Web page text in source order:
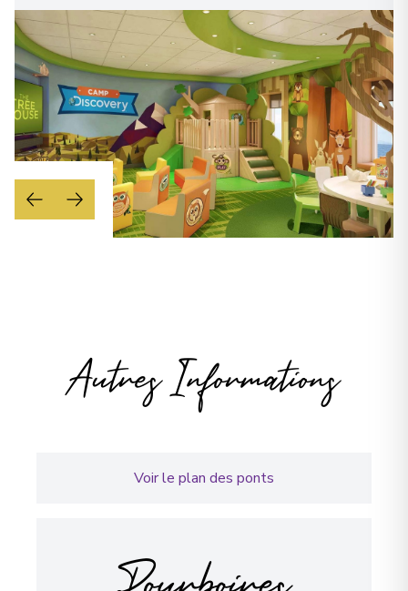
Autres Informations
Voir le plan des ponts